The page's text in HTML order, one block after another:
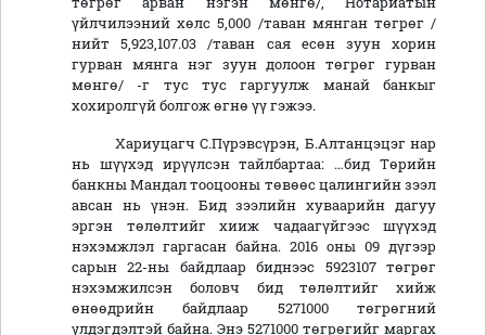
үйлчилээний хөлс 5,000 /таван мянган төгрөг /
нийт 5,923,107.03 /таван сая есөн зуун хорин
гурван мянга нэг зуун долоон төгрөг гурван
мөнгө/ -г тус тус гаргуулж манай банкыг
хохиролгүй болгож өгнө үү гэжээ.
Хариуцагч С.Пүрэвсүрэн, Б.Алтанцэцэг нар
нь шүүхэд ирүүлсэн тайлбартаа: …бид Төрийн
банкны Мандал тооцооны төвөөс цалингийн зээл
авсан нь үнэн. Бид зээлийн хуваарийн дагуу
эргэн төлөлтийг хииж чадаагүйгээс шүүхэд
нэхэмжлэл гаргасан байна. 2016 оны 09 дүгээр
сарын 22-ны байдлаар биднээс 5923107 төгрөг
нэхэмжилсэн боловч бид төлөлтийг хийж
өнөөдрийн байдлаар 5271000 төгрөгний
үлдэгдэлтэй байна. Энэ 5271000 төгрөгийг маргах